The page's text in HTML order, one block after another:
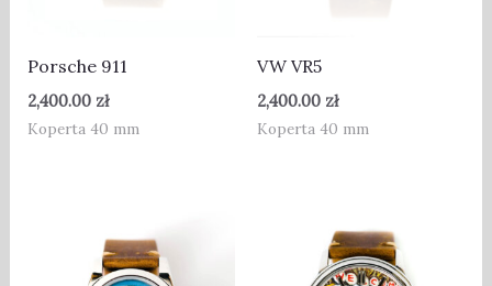
Porsche 911
2,400.00 zł
Koperta 40 mm
VW VR5
2,400.00 zł
Koperta 40 mm